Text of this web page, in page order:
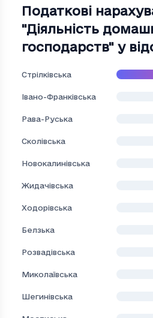
Податкові
"Дiяльнiсть
господарств" у
Стрілківська
Івано-Франківська
Рава-Руська
Сколівська
Новокалинівська
Жидачівська
Ходорівська
Белзька
Розвадівська
Миколаївська
Шегинівська